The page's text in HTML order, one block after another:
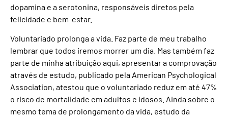
dopamina e a serotonina, responsáveis diretos pela
felicidade e bem-estar.
Voluntariado prolonga a vida. Faz parte de meu trabalho
lembrar que todos iremos morrer um dia. Mas também faz
parte de minha atribuição aqui, apresentar a comprovação
através de estudo, publicado pela American Psychological
Association, atestou que o voluntariado reduz em até 47%
o risco de mortalidade em adultos e idosos. Ainda sobre o
mesmo tema de prolongamento da vida, estudo da